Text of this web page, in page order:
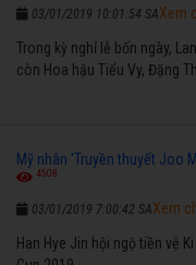
03/01/2019 10:01:54 SA
Trong kỳ nghỉ lễ bốn ngày,
còn Hoa hậu Tiểu Vy, Đặng
Xem
Mỹ nhân 'Truyền thuyết Joo
4508
03/01/2019 7:00:42 SA
Han Hye Jin hội ngộ tiền vệ
Xem